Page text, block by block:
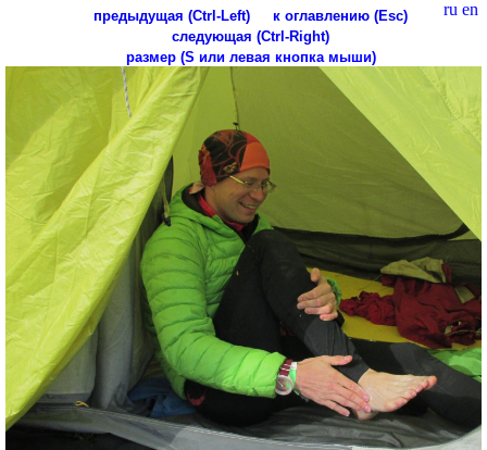
ru en
предыдущая (Ctrl-Left)
к оглавлению (Esc)
следующая (Ctrl-Right)
размер (S или левая кнопка мыши)